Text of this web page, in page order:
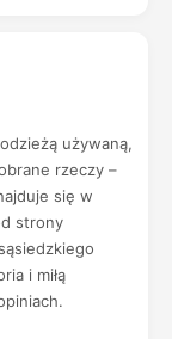
używaną,
rzeczy –
się w
strony
i miłą